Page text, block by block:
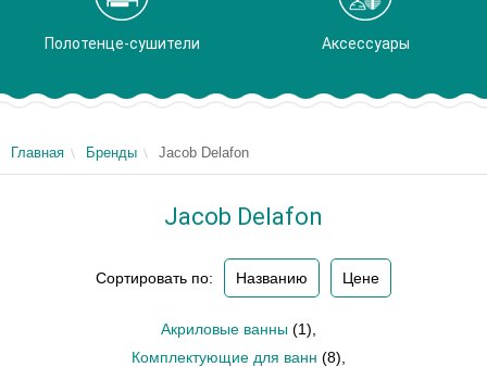
Полотенце-сушители Аксессуары
Главная Бренды Jacob Delafon
Jacob Delafon
Сортировать по: Названию Цене
Акриловые ванны (1)
Комплектующие для ванн (8)